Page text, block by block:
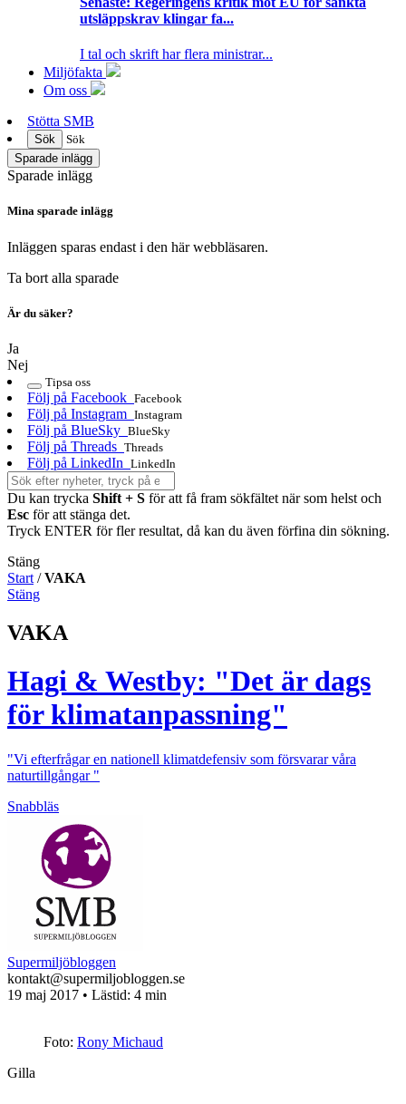
utsläppskrav klingar fa...
I tal och skrift har flera ministrar...
Miljöfakta
Om oss
Stötta SMB
Sök
Sök
Sparade inlägg
Sparade inlägg
Mina sparade inlägg
Inläggen sparas endast i den här webbläsaren.
Ta bort alla sparade
Är du säker?
Ja
Nej
Tipsa oss
Följ på Facebook Facebook
Följ på Instagram Instagram
Följ på BlueSky BlueSky
Följ på Threads Threads
Följ på LinkedIn LinkedIn
Du kan trycka Shift + S för att få fram sökfältet när som helst och
Esc för att stänga det.
Tryck ENTER för fler resultat, då kan du även förfina din sökning.
Stäng
Start /VAKA
Stäng
VAKA
Hagi & Westby: "Det är dags
för klimatanpassning"
"Vi efterfrågar en nationell klimatdefensiv som försvarar våra
naturtillgångar "
Snabbläs
Supermiljöbloggen
kontakt@supermiljobloggen.se
19 maj 2017 • Lästid: 4 min
Foto: Rony Michaud
Gilla